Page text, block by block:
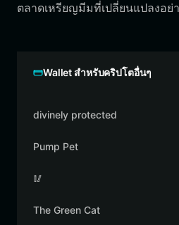
ตลาดเหรียญมีมที่เปลี่ยนแปลงอย่า
Wallet สำหรับคริปโตอื่นๆ
divinely protected
Pump Pet
🥢
The Green Cat